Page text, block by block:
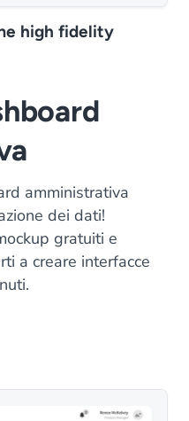
high fidelity
amministrativa
dei dati!
gratuiti e
a creare interfacce